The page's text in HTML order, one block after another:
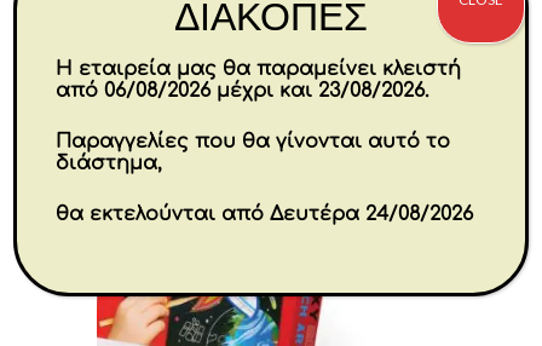
ΔΙΑΚΟΠΕΣ
Η εταιρεία μας θα παραμείνει κλειστή
από 06/08/2026 μέχρι και 23/08/2026.
Παραγγελίες που θα γίνονται αυτό το
διάστημα,
θα εκτελούνται από Δευτέρα 24/08/2026